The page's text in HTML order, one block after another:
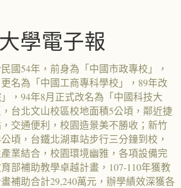
學電子報
國54年，前身為「中國市政專校」，
名為「中國工商專科學校」，89年改
，94年8月正式改名為「中國科技大
台北文山校區校地面積5公頃，鄰近捷
交通便利，校園造景美不勝收；新竹
頃，台鐵北湖車站步行三分鐘到校，
業結合，校園環境幽雅，各項設備完
部補助教學卓越計畫，107-110年獲教
補助合計29,240萬元，辦學績效深獲各